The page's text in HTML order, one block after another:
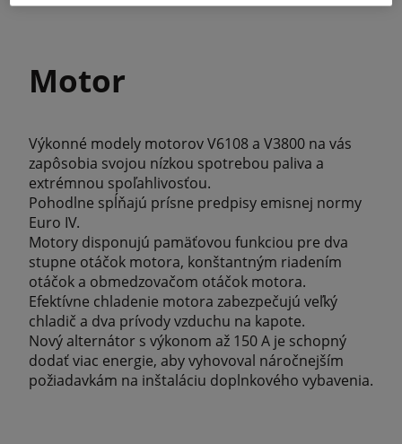
Motor
Výkonné modely motorov V6108 a V3800 na vás
zapôsobia svojou nízkou spotrebou paliva a
extrémnou spoľahlivosťou.
Pohodlne spĺňajú prísne predpisy emisnej normy
Euro IV.
Motory disponujú pamäťovou funkciou pre dva
stupne otáčok motora, konštantným riadením
otáčok a obmedzovačom otáčok motora.
Efektívne chladenie motora zabezpečujú veľký
chladič a dva prívody vzduchu na kapote.
Nový alternátor s výkonom až 150 A je schopný
dodať viac energie, aby vyhovoval náročnejším
požiadavkám na inštaláciu doplnkového vybavenia.